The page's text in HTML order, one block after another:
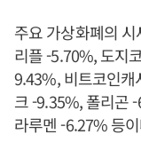
주요 가상화폐의
리플 -5.70%, 도지
9.43%, 비트코인
크 -9.35%, 폴리곤
라루멘 -6.27% 등